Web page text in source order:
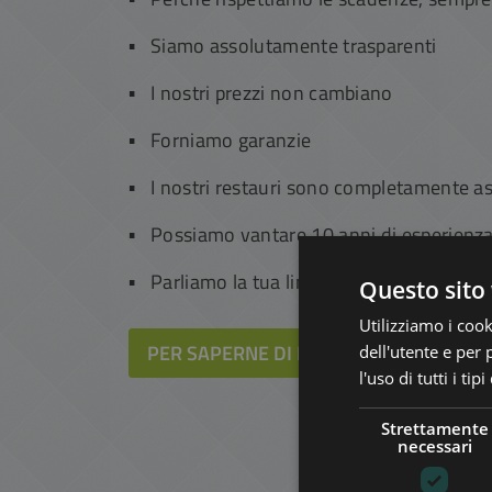
Siamo assolutamente trasparenti
I nostri prezzi non cambiano
Forniamo garanzie
I nostri restauri sono completamente
Possiamo vantare 10 anni di
Parliamo la tua lingua
PER SAPERNE DI PIÙ SFOGLIA
Questo
Utilizziamo i
dell'utente e per
l'uso di tutti i tipi
Strettamente
necessari